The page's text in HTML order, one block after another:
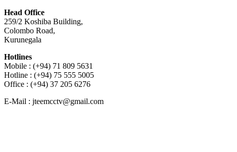
Head Office
259/2 Koshiba Building,
Colombo Road,
Kurunegala
Hotlines
Mobile : (+94) 71 809 5631
Hotline : (+94) 75 555 5005
Office : (+94) 37 205 6276
E-Mail : jteemcctv@gmail.com